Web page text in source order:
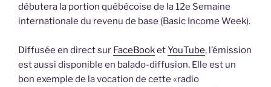
débutera la portion québécoise de la 12e Semaine
internationale du revenu de base (Basic Income Week).
Diffusée en direct sur FaceBooketYouTube, l’émission
est aussi disponible en balado-diffusion. Elle est un
bon exemple de la vocation de cette «radio